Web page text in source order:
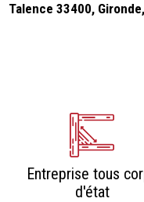
Talence 33400,
Entreprise tous
d'état